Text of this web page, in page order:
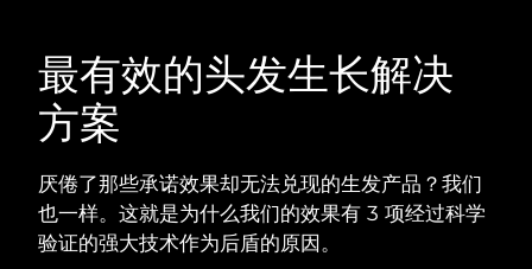
最有效的头发生长解决
方案
厌倦了那些承诺效果却无法兑现的生发产品？我们
也一样。这就是为什么我们的效果有 3 项经过科学
验证的强大技术作为后盾的原因。
红光疗法
瑞典美肤护理
德国 预计送达日期8/10/26
加拿大
澳大利亚 预计送达日期 8/13/26